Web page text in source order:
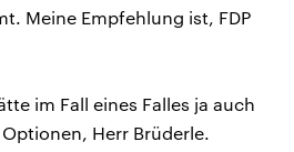
Meine Empfehlung ist, FDP
im Fall eines Falles ja auch
Herr Brüderle.